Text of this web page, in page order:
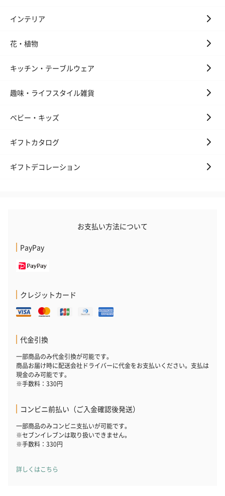
です。
ゼリーバウム カット
円）
3層デザート
り〜 3号（
ハンドクリーム3本セッ
ト【ありがとう】
（1,100円）
レープフルーツ）
リラックスグッズ
リラックスグッズを同梱してお届けします。
かき氷入浴剤4点セット
インテリア
花・植物
キッチン・テーブルウェア
趣味・ライフスタイル雑貨
ベビー・キッズ
ギフトカタログ
ギフトデコレーション
お支払い方法について
PayPay
クレジットカード
代金引換
一部商品のみ代金引換が可能です。
商品お届け時に配送会社ドライバーに代金をお支払いください。支払は
現金のみ可能です。
※手数料：330円
コンビニ前払い（ご入金確認後発送）
一部商品のみコンビニ支払いが可能です。
※セブンイレブンは取り扱いできません。
※手数料：330円
詳しくはこちら